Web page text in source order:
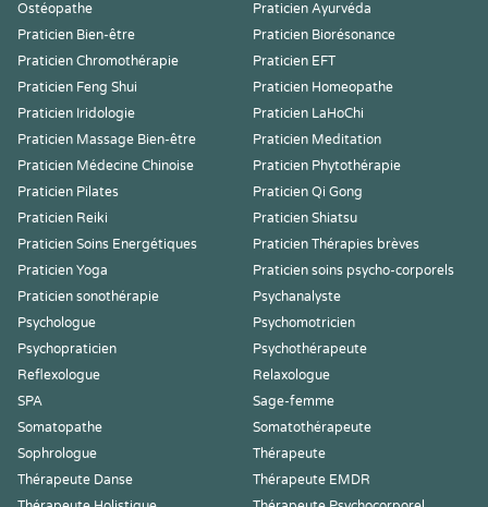
Ostéopathe
Praticien Ayurvéda
Praticien Bien-être
Praticien Biorésonance
Praticien Chromothérapie
Praticien EFT
Praticien Feng Shui
Praticien Homeopathe
Praticien Iridologie
Praticien LaHoChi
Praticien Massage Bien-être
Praticien Meditation
Praticien Médecine Chinoise
Praticien Phytothérapie
Praticien Pilates
Praticien Qi Gong
Praticien Reiki
Praticien Shiatsu
Praticien Soins Energétiques
Praticien Thérapies brèves
Praticien Yoga
Praticien soins psycho-corporels
Praticien sonothérapie
Psychanalyste
Psychologue
Psychomotricien
Psychopraticien
Psychothérapeute
Reflexologue
Relaxologue
SPA
Sage-femme
Somatopathe
Somatothérapeute
Sophrologue
Thérapeute
Thérapeute Danse
Thérapeute EMDR